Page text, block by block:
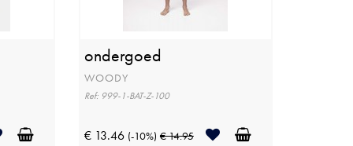
ondergoed
WOODY
Ref: 999-1-BAT-Z-100
€ 13.46 (-10%) € 14.95